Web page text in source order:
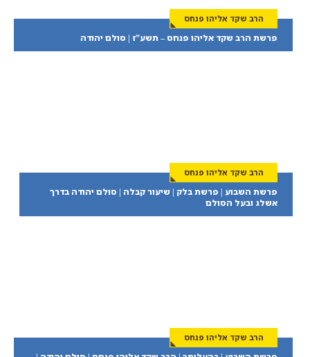
הרב שקד אליהו פנחס
פרשת הרב שקד אליהו פנחס – תשע”ז | סולם יהודה
הרב שקד אליהו פנחס
פרשת השבוע | פרשת בלק | שיעור קבלה | סולם יהודה בדרך
אשלג ובעל הסולם
הרב שקד אליהו פנחס